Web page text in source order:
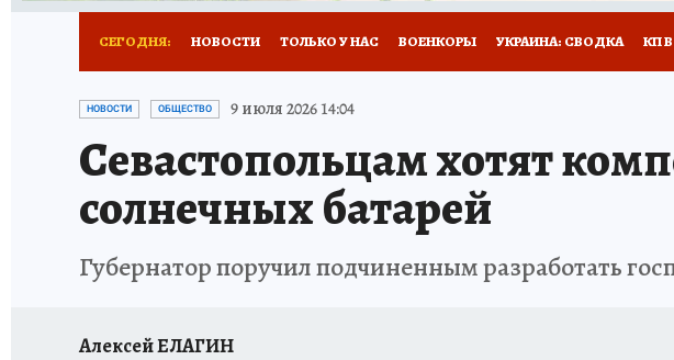
СЕГОДНЯ: НОВОСТИ ТОЛЬКО У НАС ВОЕНКОРЫ УКРАИНА: СВОДКА КП
СИТУАЦИЯ С МАЗУТОМ В КРЫМУ
НОВОСТИ ОБЩЕСТВО 9 июля 2026 14:04
Севастопольцам хотят
солнечных батарей
Губернатор поручил подчиненным разработать
Алексей ЕЛАГИН